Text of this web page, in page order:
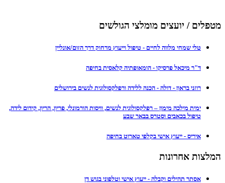
מטפלים / יועצים מומלצי הגולשים
טלי שמחי מלווה לחיים - טיפול וייעוץ מרחוק דרך הזום/אונליין
ד"ר מיכאל פרסיקו - הומאופתיה קלאסית בחיפה
רוזני בראון - דולה - הכנה ללידה ורפלקסולוגית לנשים בירושלים
ימית מילכה מימון – רפלקסולוגית לנשים, וויסות הורמונלי, פריון, הריון, קידום לידה,
טיפול בכאבים וסטרס בבאר שבע
איריס - ייעוץ אישי בקלפי טארוט בחיפה
המלצות אחרונות
אסתר תהילים וקבלה - ייעוץ אישי וטלפוני בגוש דן